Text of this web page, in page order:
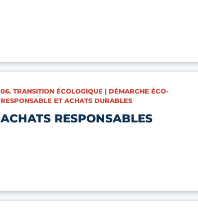
CATÉGORIES :
06. TRANSITION ÉCOLOGIQUE | DÉMARCHE ÉCO-
RESPONSABLE ET ACHATS DURABLES
ACHATS RESPONSABLES